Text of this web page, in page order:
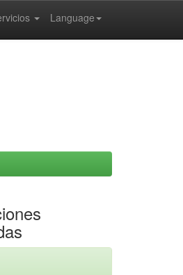
Language